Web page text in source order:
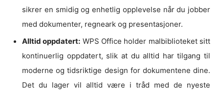
sikrer en smidig og enhetlig opplevelse når du jobber
med dokumenter, regneark og presentasjoner.
Alltid oppdatert: WPS Office holder malbiblioteket sitt
kontinuerlig oppdatert, slik at du alltid har tilgang til
moderne og tidsriktige design for dokumentene dine.
Det du lager vil alltid være i tråd med de nyeste